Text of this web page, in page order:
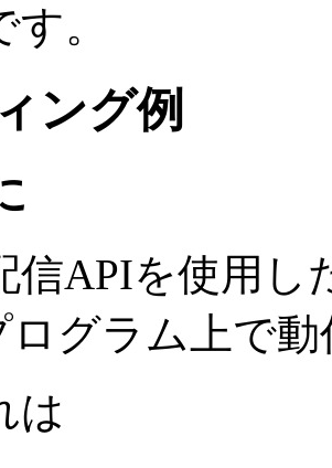
。
ング例
信APIを使用し
ログラム上で
は